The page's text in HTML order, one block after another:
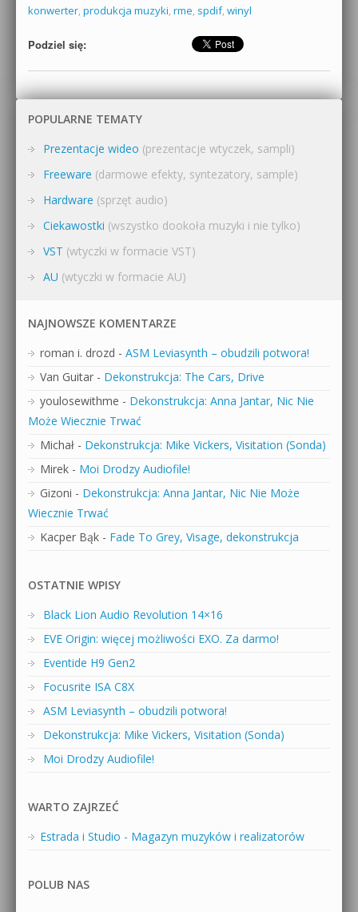
konwerter, produkcja muzyki, rme, spdif, winyl
Podziel się:
POPULARNE TEMATY
Prezentacje wideo (prezentacje wtyczek, sampli)
Freeware (darmowe efekty, syntezatory, sample)
Hardware (sprzęt audio)
Ciekawostki (wszystko dookoła muzyki i nie tylko)
VST (wtyczki w formacie VST)
AU (wtyczki w formacie AU)
NAJNOWSZE KOMENTARZE
roman i. drozd - ASM Leviasynth – obudzili potwora!
Van Guitar - Dekonstrukcja: The Cars, Drive
youlosewithme - Dekonstrukcja: Anna Jantar, Nic Nie
Może Wiecznie Trwać
Michał - Dekonstrukcja: Mike Vickers, Visitation (Sonda)
Mirek - Moi Drodzy Audiofile!
Gizoni - Dekonstrukcja: Anna Jantar, Nic Nie Może
Wiecznie Trwać
Kacper Bąk - Fade To Grey, Visage, dekonstrukcja
OSTATNIE WPISY
Black Lion Audio Revolution 14×16
EVE Origin: więcej możliwości EXO. Za darmo!
Eventide H9 Gen2
Focusrite ISA C8X
ASM Leviasynth – obudzili potwora!
Dekonstrukcja: Mike Vickers, Visitation (Sonda)
Moi Drodzy Audiofile!
WARTO ZAJRZEĆ
Estrada i Studio - Magazyn muzyków i realizatorów
POLUB NAS